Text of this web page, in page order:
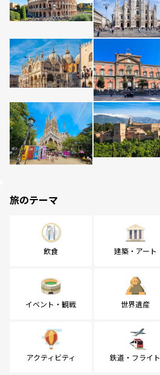
旅のテーマ
飲食 建築・アート
イベント・観戦 世界遺産
アクティビティ 鉄道・フライト